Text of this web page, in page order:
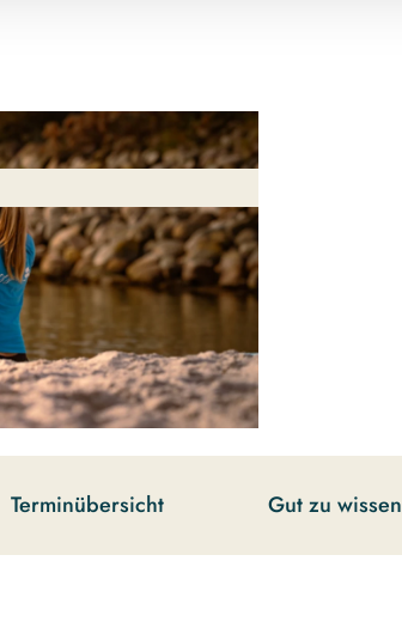
Terminübersicht Gut zu wissen